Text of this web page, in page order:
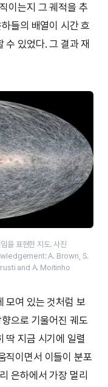
이는지 그 궤적을 추
들의 배열이 시간 흐
수 있었다. 그 결과 재
을 표현한 지도. 사진
A. Brown, S.
and A. Moitinho
모여 있는 것처럼 보
으로 기울어진 궤도
딱 지금 시기에 일렬
직이면서 이들이 분포
은하에서 가장 멀리